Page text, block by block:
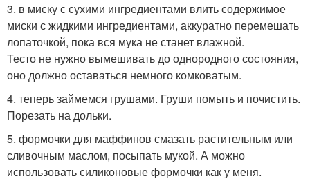
3. в миску с сухими ингредиентами влить содержимое
миски с жидкими ингредиентами, аккуратно перемешать
лопаточкой, пока вся мука не станет влажной.
Тесто не нужно вымешивать до однородного состояния,
оно должно оставаться немного комковатым.
4. теперь займемся грушами. Груши помыть и почистить.
Порезать на дольки.
5. формочки для маффинов смазать растительным или
сливочным маслом, посыпать мукой. А можно
использовать силиконовые формочки как у меня.